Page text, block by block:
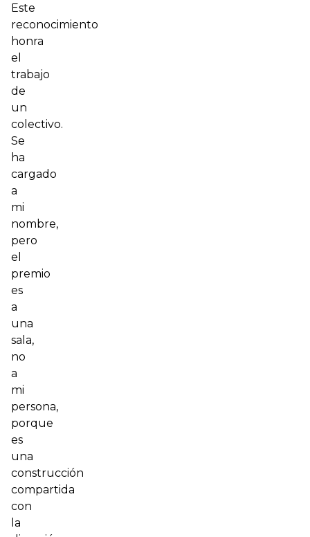
Este
reconocimiento
honra
el
trabajo
de
un
colectivo.
Se
ha
cargado
a
mi
nombre,
pero
el
premio
es
a
una
sala,
no
a
mi
persona,
porque
es
una
construcción
compartida
con
la